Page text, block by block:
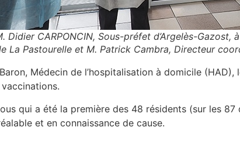
Didier CARPONCIN, Sous-préfet d’Argelès-
La Pastourelle et M. Patrick Cambra, Directeur
Médecin de l’hospitalisation à domicile
qui a été la première des 48 résidents (sur les
et en connaissance de cause.